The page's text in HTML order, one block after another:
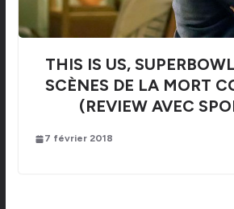
THIS IS US,
SCÈNES DE LA MORT
(REVIEW AVEC
7 février 2018